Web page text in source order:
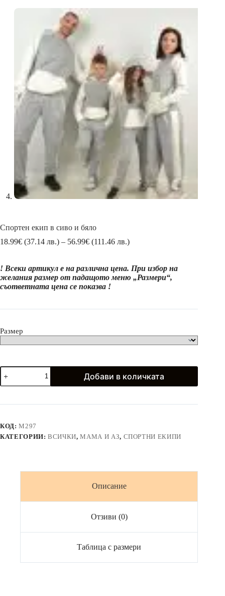
Спортен екип в сиво и бяло
18.99€ (37.14 лв.) – 56.99€ (111.46 лв.)Price
(37.14
лв.)
! Всеки артикул е на различна цена. При избор на
желания размер от падащото меню „Размери“,
съответната цена се показва !
Размер
количество
за
Спортен
в
бяло
Добави в количката
КОД:M297
КАТЕГОРИИ:ВСИЧКИ,МАМА И АЗ, СПОРТНИ ЕКИПИ
Описание
Отзиви (0)
Таблица с размери